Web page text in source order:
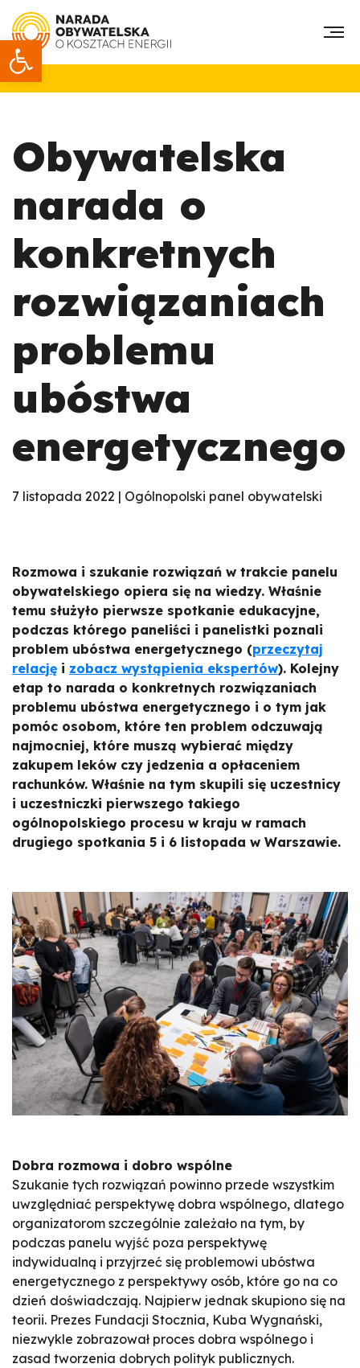
Otwórz pasek narzędzi
Obywatelska
narada o
konkretnych
rozwiązaniach
problemu
ubóstwa
energetycznego
7 listopada 2022 | Ogólnopolski panel obywatelski
Rozmowa i szukanie rozwiązań w trakcie panelu
obywatelskiego opiera się na wiedzy. Właśnie
temu służyło pierwsze spotkanie edukacyjne,
podczas którego paneliści i panelistki poznali
problem ubóstwa energetycznego (przeczytaj
relację i zobacz wystąpienia ekspertów). Kolejny
etap to narada o konkretnych rozwiązaniach
problemu ubóstwa energetycznego i o tym jak
pomóc osobom, które ten problem odczuwają
najmocniej, które muszą wybierać między
zakupem leków czy jedzenia a opłaceniem
rachunków. Właśnie na tym skupili się uczestnicy
i uczestniczki pierwszego takiego
ogólnopolskiego procesu w kraju w ramach
drugiego spotkania 5 i 6 listopada w Warszawie.
Dobra rozmowa i dobro wspólne
Szukanie tych rozwiązań powinno przede wszystkim
uwzględniać perspektywę dobra wspólnego, dlatego
organizatorom szczególnie zależało na tym, by
podczas panelu wyjść poza perspektywę
indywidualną i przyjrzeć się problemowi ubóstwa
energetycznego z perspektywy osób, które go na co
dzień doświadczają. Najpierw jednak skupiono się na
teorii. Prezes Fundacji Stocznia, Kuba Wygnański,
niezwykle zobrazował proces dobra wspólnego i
zasad tworzenia dobrych polityk publicznych.